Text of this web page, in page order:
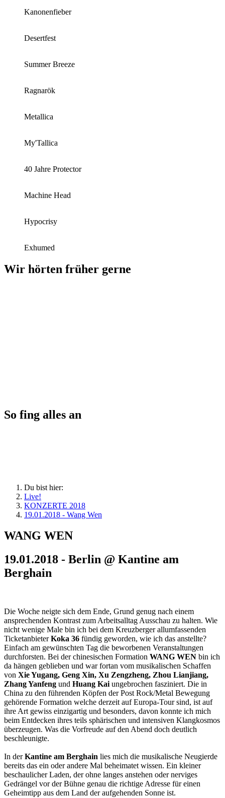
Kanonenfieber
Desertfest
Summer Breeze
Ragnarök
Metallica
My'Tallica
40 Jahre Protector
Machine Head
Hypocrisy
Exhumed
Wir hörten früher gerne
So fing alles an
Du bist hier:
Live!
KONZERTE 2018
19.01.2018 - Wang Wen
WANG WEN
19.01.2018 - Berlin @ Kantine am
Berghain
Die Woche neigte sich dem Ende, Grund genug nach einem
ansprechenden Kontrast zum Arbeitsalltag Ausschau zu halten. Wie
nicht wenige Male bin ich bei dem Kreuzberger allumfassenden
TicketanbieterKoka 36 fündig geworden, wie ich das anstellte?
Einfach am gewünschten Tag die beworbenen Veranstaltungen
durchforsten. Bei der chinesischen Formation WANG WEN bin ich
da hängen geblieben und war fortan vom musikalischen Schaffen
von Xie Yugang, Geng Xin, Xu Zengzheng, Zhou Lianjiang,
Zhang Yanfeng und Huang Kai ungebrochen fasziniert. Die in
China zu den führenden Köpfen der Post Rock/Metal Bewegung
gehörende Formation welche derzeit auf Europa-Tour sind, ist auf
ihre Art gewiss einzigartig und besonders, davon konnte ich mich
beim Entdecken ihres teils sphärischen und intensiven Klangkosmos
überzeugen. Was die Vorfreude auf den Abend doch deutlich
beschleunigte.
In derKantine am Berghain lies mich die musikalische Neugierde
bereits das ein oder andere Mal beheimatet wissen. Ein kleiner
beschaulicher Laden, der ohne langes anstehen oder nerviges
Gedrängel vor der Bühne genau die richtige Adresse für einen
Geheimtipp aus dem Land der aufgehenden Sonne ist.